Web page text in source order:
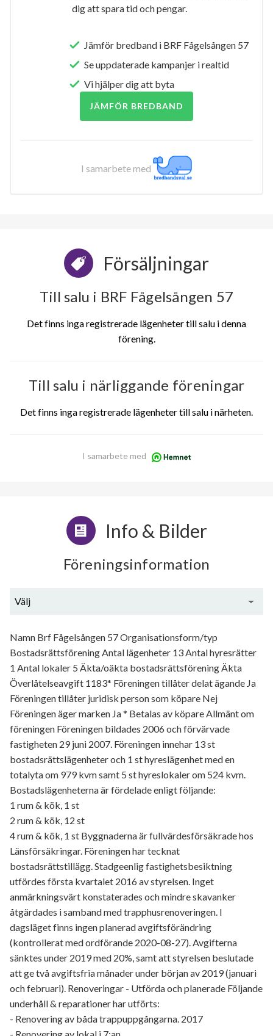
dig att spara tid och pengar.
Jämför bredband i BRF Fågelsången 57
Se uppdaterade kampanjer i realtid
Vi hjälper dig att byta
JÄMFÖR BREDBAND
I samarbete med
Försäljningar
Till salu i BRF Fågelsången 57
Det finns inga registrerade lägenheter till salu i denna
förening.
Till salu i närliggande föreningar
Det finns inga registrerade lägenheter till salu i närheten.
I samarbete med
Info & Bilder
Föreningsinformation
Välj
Namn Brf Fågelsången 57 Organisationsform/typ
Bostadsrättsförening Antal lägenheter 13 Antal hyresrätter
1 Antal lokaler 5 Äkta/oäkta bostadsrättsförening Äkta
Överlåtelseavgift 1183* Föreningen tillåter delat ägande Ja
Föreningen tillåter juridisk person som köpare Nej
Föreningen äger marken Ja * Betalas av köpare Allmänt om
föreningen Föreningen bildades 2006 och förvärvade
fastigheten 29 juni 2007. Föreningen innehar 13 st
bostadsrättslägenheter och 1 st hyreslägenhet med en
totalyta om 979 kvm samt 5 st hyreslokaler om 524 kvm.
Bostadslägenheterna är fördelade enligt följande:
1 rum & kök, 1 st
2 rum & kök, 12 st
4 rum & kök, 1 st Byggnaderna är fullvärdesförsäkrade hos
Länsförsäkringar. Föreningen har tecknat
bostadsrättstillägg. Stadgeenlig fastighetsbesiktning
utfördes första kvartalet 2016 av styrelsen. Inget
anmärkningsvärt konstaterades och mindre skavanker
åtgärdades i samband med trapphusrenoveringen. I
dagsläget finns ingen planerad avgiftsförändring
(kontrollerat med ordförande 2020-08-27). Avgifterna
sänktes under 2019 med 20%, samt att styrelsen beslutade
att ge två avgiftsfria månader under början av 2019 (januari
och februari). Renoveringar - Utförda och planerade Följande
underhåll & reparationer har utförts:
- Renovering av båda trappuppgångarna. 2017